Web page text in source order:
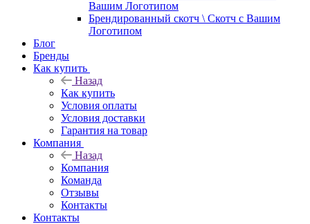
Вашим Логотипом
Брендированный скотч \ Скотч с Вашим
Логотипом
Блог
Бренды
Как купить
Назад
Как купить
Условия оплаты
Условия доставки
Гарантия на товар
Компания
Назад
Компания
Команда
Отзывы
Контакты
Контакты